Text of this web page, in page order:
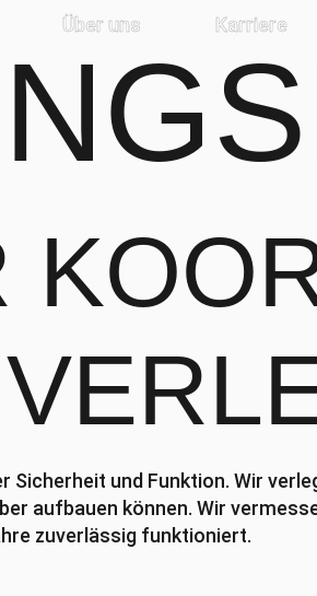
Über uns Karriere
und Funktion. Wir
aufbauen können. Wir
zuverlässig funktioniert.